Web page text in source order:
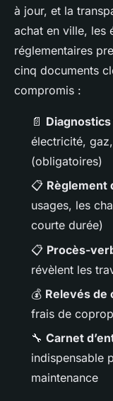
à jour, et la
achat en ville, les
réglementaires
cinq documents
compromis :
📄
électricité,
(obligatoires)
📋 Règlement
usages, les
courte durée)
📋 Procès-
révèlent les
💰 Relevés de
frais de
🔧 Carnet
indispensable
maintenance